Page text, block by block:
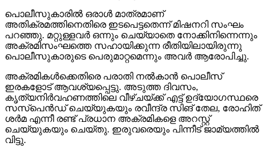
പൊലീസുകാരില്‍ ഒരാള്‍ മാത്രമാണ്
അതിക്രമത്തിനെതിരെ ഇടപെട്ടതെന്ന് മിഷനറി സംഘം
പറഞ്ഞു. മറ്റുള്ളവര്‍ ഒന്നും ചെയ്യാതെ നോക്കിനിന്നെന്നും
അക്രമിസംഘത്തെ സഹായിക്കുന്ന രീതിയിലായിരുന്നു
പൊലീസുകാരുടെ പെരുമാറ്റമെന്നും അവര്‍ ആരോപിച്ചു.
അക്രമികള്‍ക്കെതിരെ പരാതി നല്‍കാന്‍ പൊലീസ്
ഇരകളോട് ആവശ്യപ്പെട്ടു. അടുത്ത ദിവസം,
കൃത്യനിര്‍വഹണത്തിലെ വീഴ്ചയ്ക്ക് എട്ട് ഉദ്യോഗസ്ഥരെ
സസ്‌പെന്‍ഡ് ചെയ്യുകയും രവീന്ദ്ര സിങ് തേല, രോഹിത്
ശര്‍മ എന്നീ രണ്ട് പ്രധാന അക്രമികളെ അറസ്റ്റ്
ചെയ്യുകയും ചെയ്തു. ഇരുവരെയും പിന്നീട് ജാമ്യത്തില്‍
വിട്ടു.